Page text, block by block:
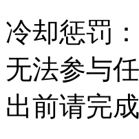
冷却惩罚
无法参与
出前请完